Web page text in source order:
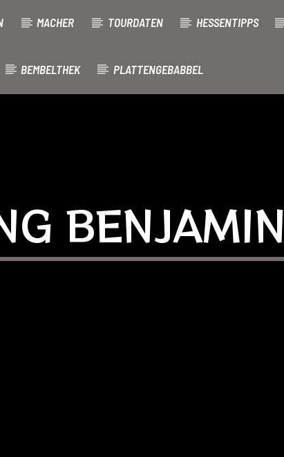
MACHER TOURDATEN HESSENTIPPS
BEMBELTHEK PLATTENGEBABBEL
BENJAMIN